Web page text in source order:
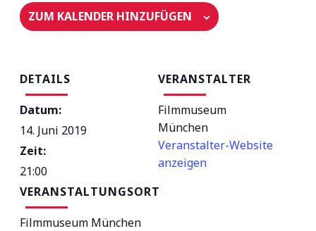
ZUM KALENDER HINZUFÜGEN
DETAILS
Datum:
14. Juni 2019
Zeit:
21:00
VERANSTALTUNGSORT
Filmmuseum München
VERANSTALTER
Filmmuseum
München
Veranstalter-Website
anzeigen